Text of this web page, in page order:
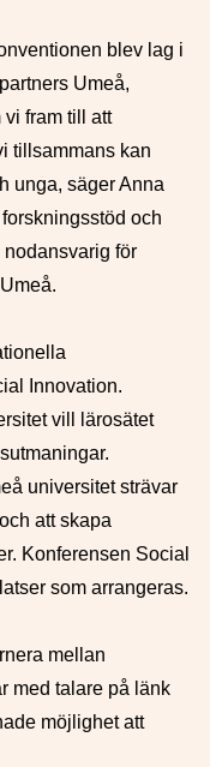
blev lag i
Umeå,
fram till att
tillsammans kan
unga, säger Anna
och
för
Innovation.
vill lärosätet
universitet strävar
att skapa
Konferensen Social
som arrangeras.
mellan
med talare på länk
möjlighet att